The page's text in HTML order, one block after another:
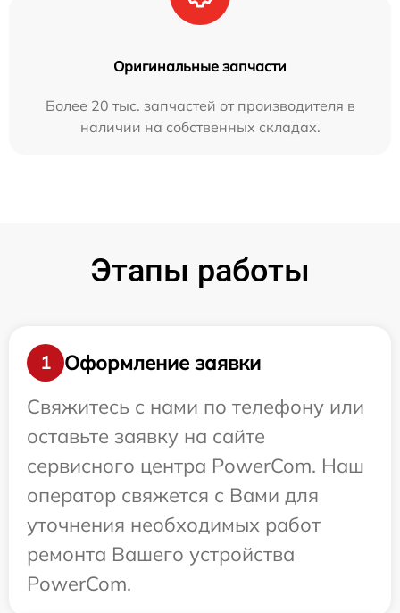
Оригинальные запчасти
Более 20 тыс. запчастей от производителя в
наличии на собственных складах.
Этапы работы
1
Оформление заявки
Свяжитесь с нами по телефону или
оставьте заявку на сайте
сервисного центра PowerCom. Наш
оператор свяжется с Вами для
уточнения необходимых работ
ремонта Вашего устройства
PowerCom.